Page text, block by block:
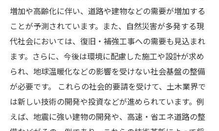
増加や高齢化に伴い、道路や建物などの需要が増加する
ことが予測されています。また、自然災害が多発する現
代社会においては、復旧・補強工事への需要も見込まれ
ます。さらに、今後は環境に配慮した施工や設計が求め
られ、地球温暖化などの影響を受けない社会基盤の整備
が必要です。 これらの社会的要請を受けて、土木業界で
は新しい技術の開発や投資などが進められています。例
えば、地震に強い建物の開発や、高速・省エネ道路の整